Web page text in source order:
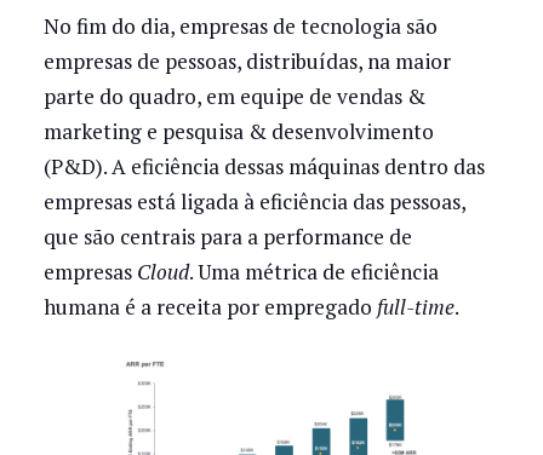
No fim do dia, empresas de tecnologia são
empresas de pessoas, distribuídas, na maior
parte do quadro, em equipe de vendas &
marketing e pesquisa & desenvolvimento
(P&D). A eficiência dessas máquinas dentro das
empresas está ligada à eficiência das pessoas,
que são centrais para a performance de
empresas Cloud. Uma métrica de eficiência
humana é a receita por empregado full-time.